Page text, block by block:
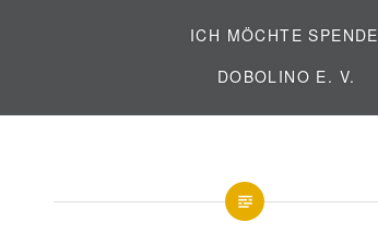
ICH MÖCHTE
DOBOLINO E. V.